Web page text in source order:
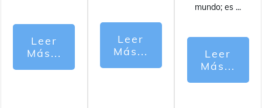
Leer
Más...
Leer
Más...
mundo; es ...
Leer
Más...